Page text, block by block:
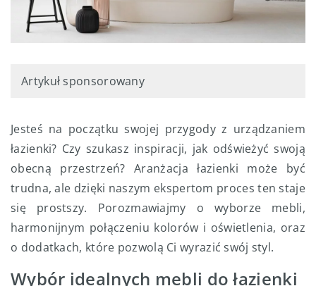
Artykuł sponsorowany
Jesteś na początku swojej przygody z urządzaniem
łazienki? Czy szukasz inspiracji, jak odświeżyć swoją
obecną przestrzeń? Aranżacja łazienki może być
trudna, ale dzięki naszym ekspertom proces ten staje
się prostszy. Porozmawiajmy o wyborze mebli,
harmonijnym połączeniu kolorów i oświetlenia, oraz
o dodatkach, które pozwolą Ci wyrazić swój styl.
Wybór idealnych mebli do łazienki